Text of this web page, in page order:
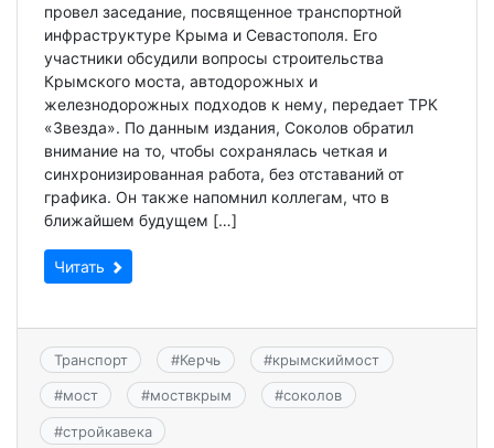
провел заседание, посвященное транспортной
инфраструктуре Крыма и Севастополя. Его
участники обсудили вопросы строительства
Крымского моста, автодорожных и
железнодорожных подходов к нему, передает ТРК
«Звезда». По данным издания, Соколов обратил
внимание на то, чтобы сохранялась четкая и
синхронизированная работа, без отставаний от
графика. Он также напомнил коллегам, что в
ближайшем будущем […]
Читать
Транспорт #Керчь #крымскиймост
#мост #моствкрым #соколов
#стройкавека